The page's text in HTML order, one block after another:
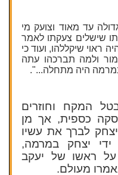
עד מאוד וצועק מי
שישלים צעקתו לאמר
ראוי שיקללהו, ועוד כי
ולמה תברכהו עתה
במרמה היה מתחלה...".
המקח וחוזרים
כספית, אך מן
יצחק לברך את עשיו
יצחק במרמה,
על ראשו של יעקב
מעולם.